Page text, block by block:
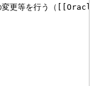
を行う（[[Oracle